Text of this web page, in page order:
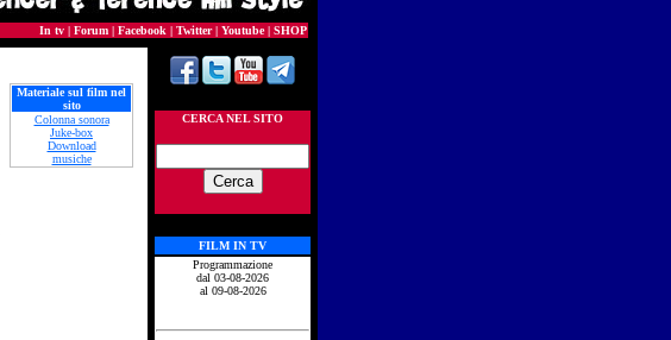
In tv | Forum | Facebook | Twitter| Youtube| SHOP
Materiale sul film nel
sito
Colonna sonora
Juke-box
Download
musiche
CERCA NEL SITO
FILM IN TV
Programmazione
dal 03-08-2026
al 09-08-2026